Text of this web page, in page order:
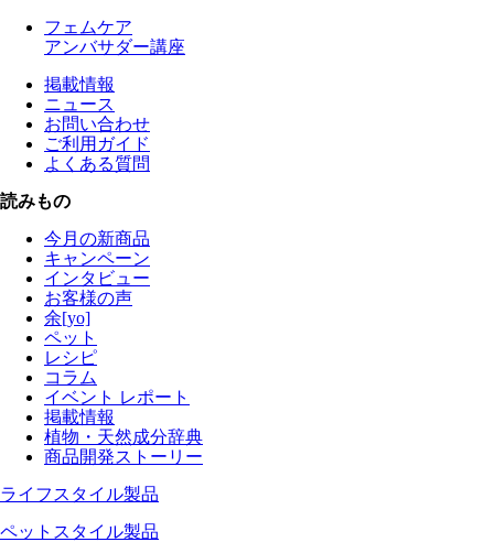
フェムケア
アンバサダー講座
掲載情報
ニュース
お問い合わせ
ご利用ガイド
よくある質問
読みもの
今月の新商品
キャンペーン
インタビュー
お客様の声
余[yo]
ペット
レシピ
コラム
イベント レポート
掲載情報
植物・天然成分辞典
商品開発ストーリー
ライフスタイル製品
ペットスタイル製品